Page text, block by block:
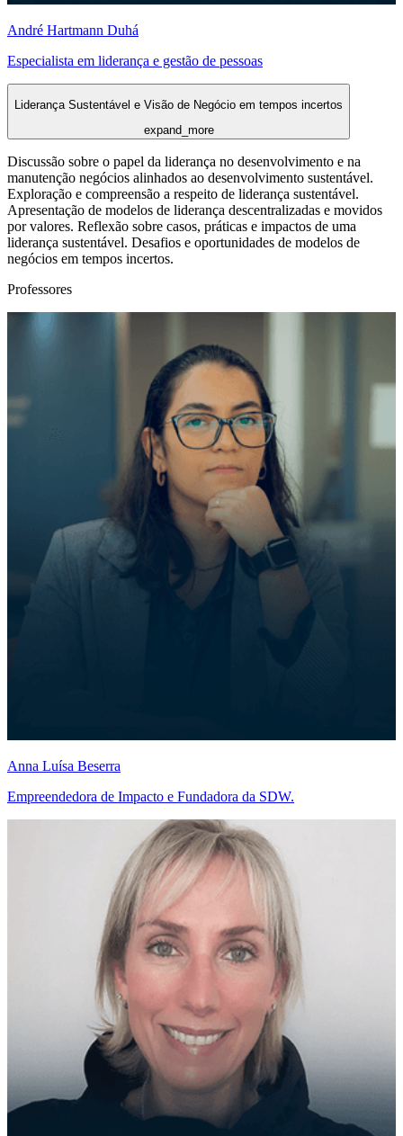
André Hartmann Duhá
Especialista em liderança e gestão de pessoas
Liderança Sustentável e Visão de Negócio em tempos incertos
expand_more
Discussão sobre o papel da liderança no desenvolvimento e na
manutenção negócios alinhados ao desenvolvimento sustentável.
Exploração e compreensão a respeito de liderança sustentável.
Apresentação de modelos de liderança descentralizadas e movidos
por valores. Reflexão sobre casos, práticas e impactos de uma
liderança sustentável. Desafios e oportunidades de modelos de
negócios em tempos incertos.
Professores
Anna Luísa Beserra
Empreendedora de Impacto e Fundadora da SDW.